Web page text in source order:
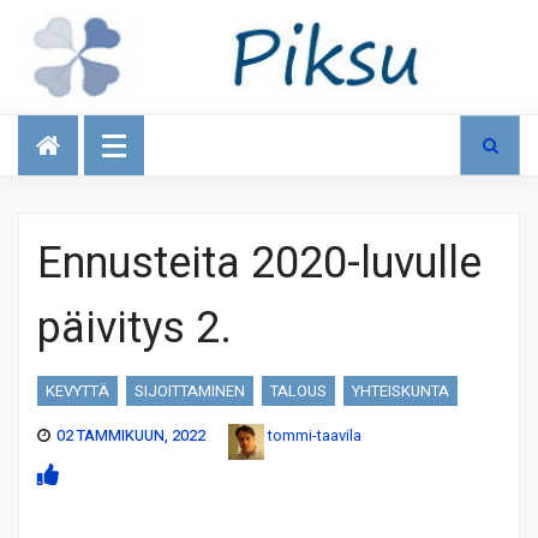
Talous
Ennusteita 2020-luvulle
päivitys 2.
KEVYTTÄ SIJOITTAMINEN TALOUS
YHTEISKUNTA
02 TAMMIKUUN, 2022
tommi-taavila